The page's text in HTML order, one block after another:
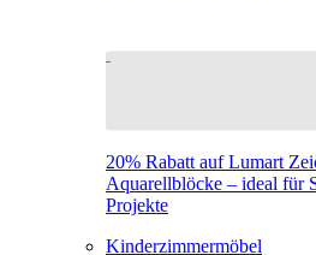
20% Rabatt auf Lumart
Aquarellblöcke – ideal für
Projekte
Kinderzimmermöbel